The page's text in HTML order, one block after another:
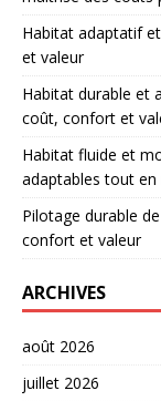
Habitat adaptatif
et valeur
Habitat durable et
coût, confort et
Habitat fluide et
adaptables tout
Pilotage durable
confort et valeur
ARCHIVES
août 2026
juillet 2026